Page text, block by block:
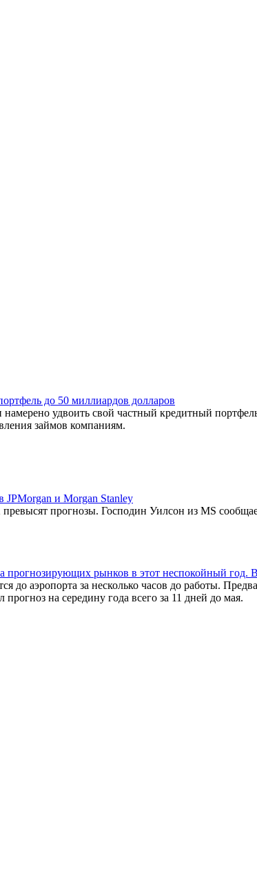
до 50 миллиардов долларов
удвоить свой частный кредитный
займов компаниям.
JPMorgan и Morgan Stanley
прогнозы. Господин Уилсон из MS
прогнозирующих рынков в этот неспокойный год.
аэропорта за несколько часов до работы.
на середину года всего за 11 дней до мая.